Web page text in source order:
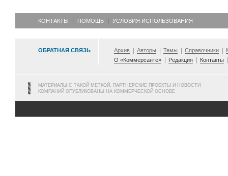
КОНТАКТЫ ПОМОЩЬ УСЛОВИЯ ИСПОЛЬЗОВАНИЯ
ОБРАТНАЯ СВЯЗЬ Архив Авторы Темы Справочники
О «Коммерсанте»
Редакция Контакты
МАТЕРИАЛЫ С ТАКОЙ МЕТКОЙ, ПАРТНЕРСКИЕ ПРОЕКТЫ И НОВОСТИ
КОМПАНИЙ ОПУБЛИКОВАНЫ НА КОММЕРЧЕСКОЙ ОСНОВЕ